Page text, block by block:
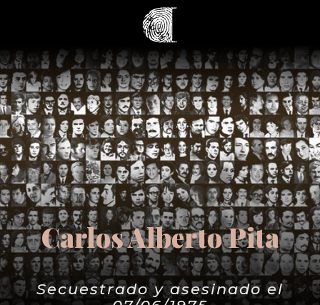
Carlos Alberto Pita
Secuestrado y asesinado el